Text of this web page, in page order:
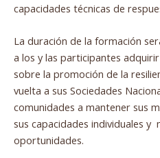
capacidades técnicas de
La duración de la formación
a los y las participantes
sobre la promoción de la
vuelta a sus Sociedades
comunidades a mantener sus
sus capacidades individuales y
oportunidades.